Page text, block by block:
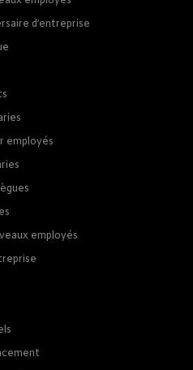
d’entreprise
employés
employés